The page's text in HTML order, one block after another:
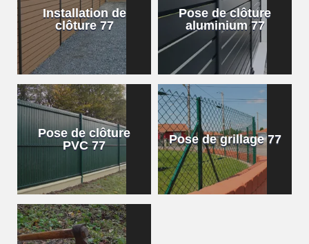
Installation de
clôture 77
Pose de clôture
aluminium 77
Pose de clôture
PVC 77
Pose de grillage 77